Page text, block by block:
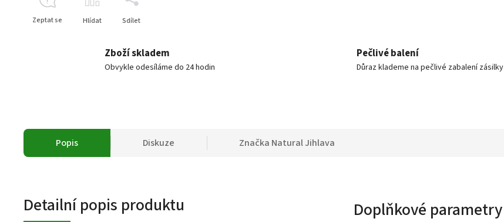
Zeptat se Hlídat Sdílet
Zboží skladem
Obvykle odesíláme do 24 hodin
Pečlivé balení
Důraz klademe na pečlivé zabalení zásilky
Popis Diskuze Značka Natural Jihlava
Detailní popis produktu Doplňkové parametry